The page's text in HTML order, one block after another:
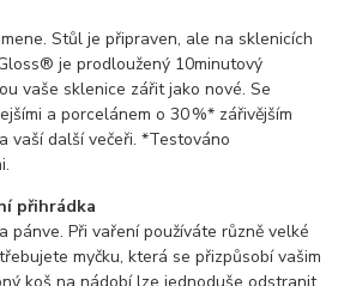
Stůljepřipraven, alena sklenicích
jeprodloužený 10minutový
vaše sklenice zářitjakonové.Se
aporcelánemo30 %* zářivějším
vašídalšívečeři. *Testováno
přihrádka
apánve.Přivařenípoužíváterůzněvelké
myčku,která sepřizpůsobívašim